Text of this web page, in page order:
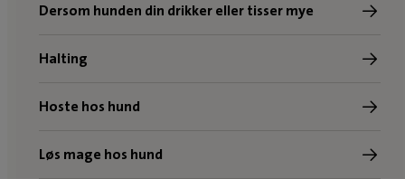
Dersom hunden din drikker eller tisser mye
Halting
Hoste hos hund
Løs mage hos hund